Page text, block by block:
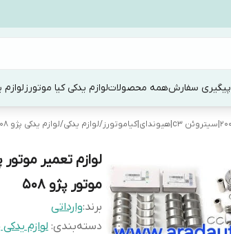
پیگیری سفارشهمه محصولاتلوازم یدکی کیا موتورز
/لوازم یدکی/لوازم یدکی پژو 508
موتور پژو 508
برند:وارداتی
دسته‌بندی: لوازم یدکی